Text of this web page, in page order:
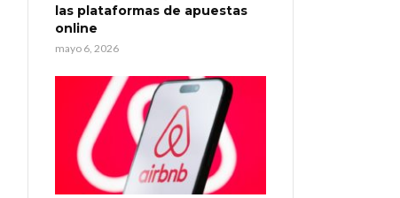
las plataformas de apuestas
online
mayo 6, 2026